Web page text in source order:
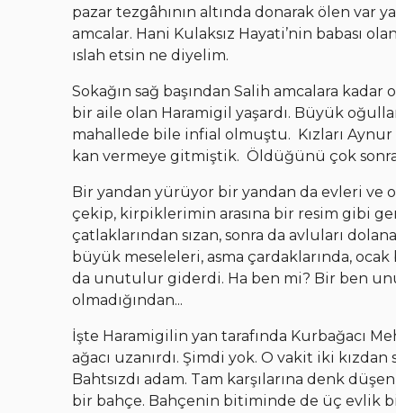
pazar tezgâhının altında donarak ölen var
amcalar. Hani Kulaksız Hayati’nin babası
ıslah etsin ne diyelim.
Sokağın sağ başından Salih amcalara kadar
bir aile olan Haramigil yaşardı. Büyük
mahallede bile infial olmuştu. Kızları
kan vermeye gitmiştik. Öldüğünü çok
Bir yandan yürüyor bir yandan da evleri ve
çekip, kirpiklerimin arasına bir resim gibi
çatlaklarından sızan, sonra da avluları
büyük meseleleri, asma çardaklarında,
da unutulur giderdi. Ha ben mi? Bir ben
olmadığından...
İşte Haramigilin yan tarafında Kurbağacı
ağacı uzanırdı. Şimdi yok. O vakit iki
Bahtsızdı adam. Tam karşılarına denk
bir bahçe. Bahçenin bitiminde de üç evlik